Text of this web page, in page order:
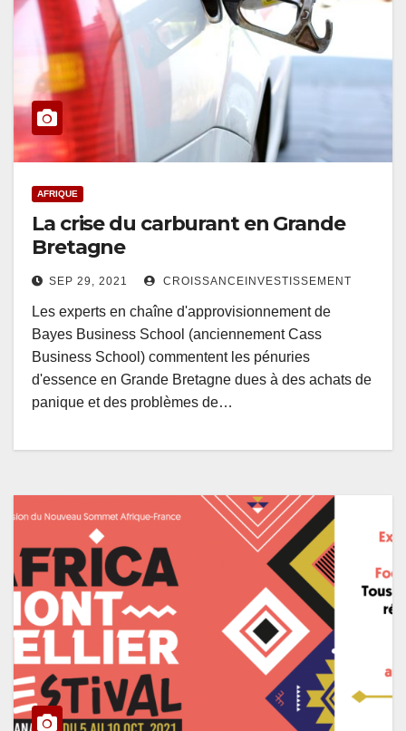
AFRIQUE
La crise du carburant en Grande
Bretagne
SEP 29, 2021 CROISSANCEINVESTISSEMENT
Les experts en chaîne d'approvisionnement de
Bayes Business School (anciennement Cass
Business School) commentent les pénuries
d'essence en Grande Bretagne dues à des achats de
panique et des problèmes de…